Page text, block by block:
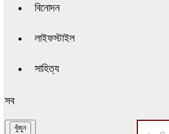
বিনোদন
লাইফস্টাইল
সাহিত্য
সব